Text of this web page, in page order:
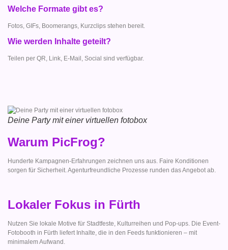
Welche Formate gibt es?
Fotos, GIFs, Boomerangs, Kurzclips stehen bereit.
Wie werden Inhalte geteilt?
Teilen per QR, Link, E-Mail, Social sind verfügbar.
Deine Party mit einer virtuellen fotobox
Warum PicFrog?
Hunderte Kampagnen-Erfahrungen zeichnen uns aus. Faire Konditionen
sorgen für Sicherheit. Agenturfreundliche Prozesse runden das Angebot ab.
Lokaler Fokus in Fürth
Nutzen Sie lokale Motive für Stadtfeste, Kulturreihen und Pop-ups. Die Event-
Fotobooth in Fürth liefert Inhalte, die in den Feeds funktionieren – mit
minimalem Aufwand.